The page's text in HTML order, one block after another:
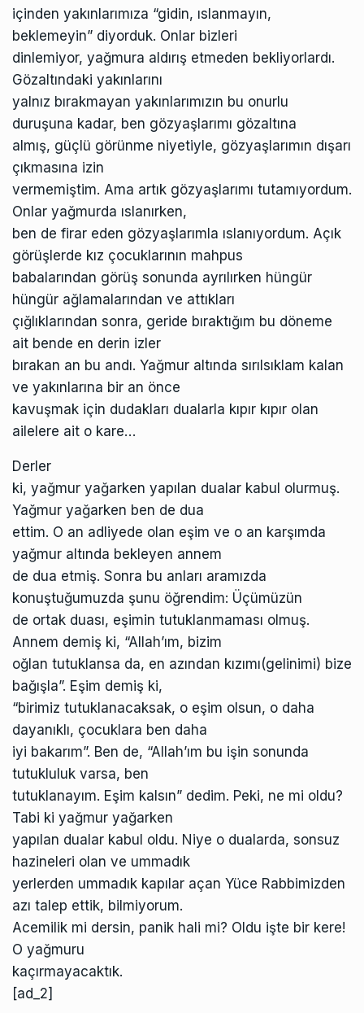
içinden yakınlarımıza “gidin, ıslanmayın,
beklemeyin” diyorduk. Onlar bizleri
dinlemiyor, yağmura aldırış etmeden bekliyorlardı.
Gözaltındaki yakınlarını
yalnız bırakmayan yakınlarımızın bu onurlu
duruşuna kadar, ben gözyaşlarımı gözaltına
almış, güçlü görünme niyetiyle, gözyaşlarımın dışarı
çıkmasına izin
vermemiştim. Ama artık gözyaşlarımı tutamıyordum.
Onlar yağmurda ıslanırken,
ben de firar eden gözyaşlarımla ıslanıyordum. Açık
görüşlerde kız çocuklarının mahpus
babalarından görüş sonunda ayrılırken hüngür
hüngür ağlamalarından ve attıkları
çığlıklarından sonra, geride bıraktığım bu döneme
ait bende en derin izler
bırakan an bu andı. Yağmur altında sırılsıklam kalan
ve yakınlarına bir an önce
kavuşmak için dudakları dualarla kıpır kıpır olan
ailelere ait o kare…
Derler
ki, yağmur yağarken yapılan dualar kabul olurmuş.
Yağmur yağarken ben de dua
ettim. O an adliyede olan eşim ve o an karşımda
yağmur altında bekleyen annem
de dua etmiş. Sonra bu anları aramızda
konuştuğumuzda şunu öğrendim: Üçümüzün
de ortak duası, eşimin tutuklanmaması olmuş.
Annem demiş ki, “Allah’ım, bizim
oğlan tutuklansa da, en azından kızımı(gelinimi) bize
bağışla”. Eşim demiş ki,
“birimiz tutuklanacaksak, o eşim olsun, o daha
dayanıklı, çocuklara ben daha
iyi bakarım”. Ben de, “Allah’ım bu işin sonunda
tutukluluk varsa, ben
tutuklanayım. Eşim kalsın” dedim. Peki, ne mi oldu?
Tabi ki yağmur yağarken
yapılan dualar kabul oldu. Niye o dualarda, sonsuz
hazineleri olan ve ummadık
yerlerden ummadık kapılar açan Yüce Rabbimizden
azı talep ettik, bilmiyorum.
Acemilik mi dersin, panik hali mi? Oldu işte bir kere!
O yağmuru
kaçırmayacaktık.
[ad_2]